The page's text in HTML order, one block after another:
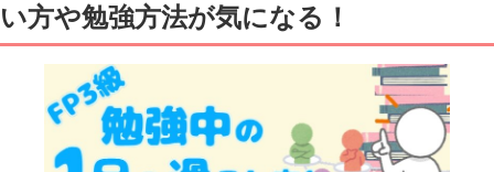
い方や勉強方法が気になる！